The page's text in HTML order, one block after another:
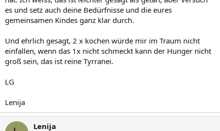
es und setz auch deine Bedürfnisse und die eures
gemeinsamen Kindes ganz klar durch.
Und ehrlich gesagt, 2 x kochen würde mir im Traum nicht
einfallen, wenn das 1x nicht schmeckt kann der Hunger nicht
groß sein, das ist reine Tyrranei.
LG
Lenija
Lenija